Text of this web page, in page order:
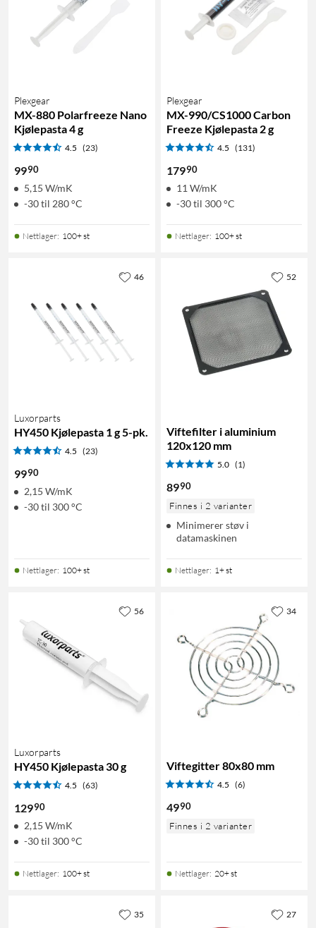
Plexgear
MX-880 Polarfreeze Nano
Kjølepasta 4 g
4.5 (23)
9990
5,15 W/mK
-30 til 280 °C
Nettlager: 100+ st
Plexgear
MX-990/CS1000 Carbon
Freeze Kjølepasta 2 g
4.5 (131)
17990
11 W/mK
-30 til 300 °C
Nettlager: 100+ st
Luxorparts
HY450 Kjølepasta 1 g 5-pk.
4.5 (23)
9990
2,15 W/mK
-30 til 300 °C
Nettlager: 100+ st
46
Viftefilter i aluminium
120x120 mm
5.0 (1)
8990
Finnes i 2 varianter
Minimerer støv i
datamaskinen
Nettlager: 1+ st
52
Luxorparts
HY450 Kjølepasta 30 g
4.5 (63)
12990
2,15 W/mK
-30 til 300 °C
Nettlager: 100+ st
56
Viftegitter 80x80 mm
4.5 (6)
4990
Finnes i 2 varianter
Nettlager: 20+ st
34
35 27